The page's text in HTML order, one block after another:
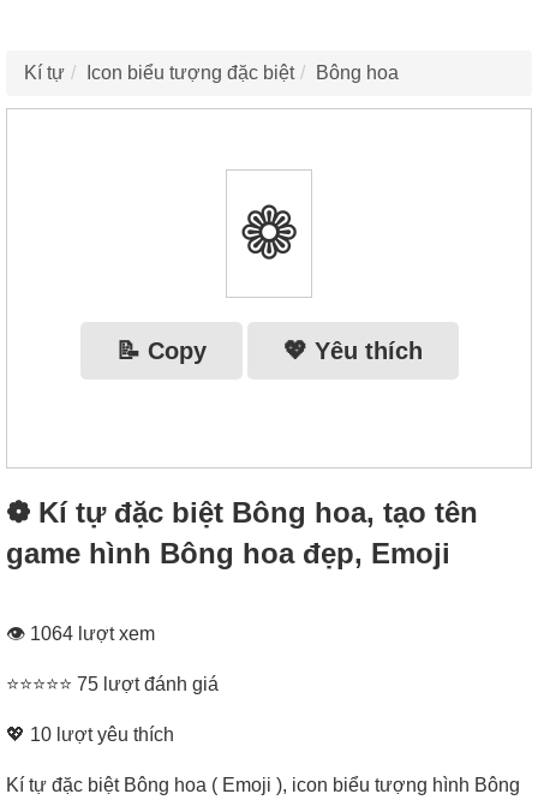
Kí tự Icon biểu tượng đặc biệt Bông hoa
❁
📝 Copy 💖 Yêu thích
❁ Kí tự đặc biệt Bông hoa, tạo tên
game hình Bông hoa đẹp, Emoji
👁 1064 lượt xem
⭐⭐⭐⭐⭐ 75 lượt đánh giá
💖 10 lượt yêu thích
Kí tự đặc biệt Bông hoa ( Emoji ), icon biểu tượng hình Bông